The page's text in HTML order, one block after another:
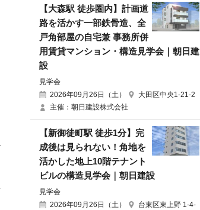
【大森駅 徒歩圏内】計画道
路を活かす一部鉄骨造、全
戸角部屋の自宅兼 事務所併
用賃貸マンション・構造見学会｜朝日建
設
見学会
2026年09月26日（土）
大田区中央1-21-2
主催：朝日建設株式会社
【新御徒町駅 徒歩1分】完
成後は見られない！角地を
活かした地上10階テナント
ビルの構造見学会｜朝日建設
見学会
2026年09月26日（土）
台東区東上野 1-4-